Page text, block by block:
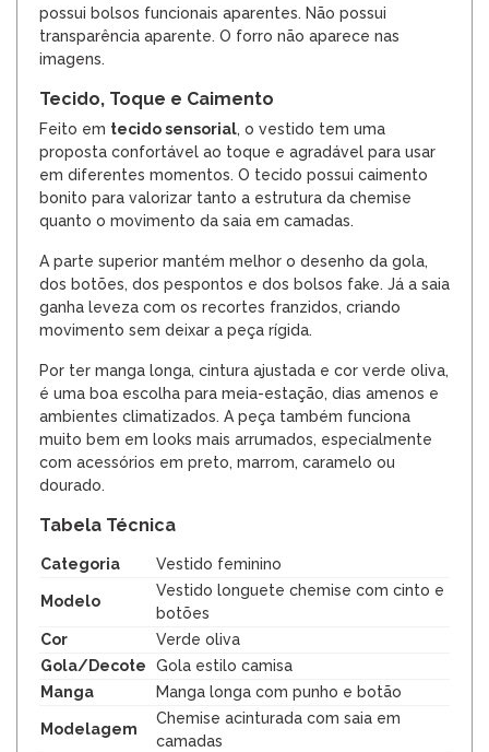
possui bolsos funcionais aparentes. Não possui
transparência aparente. O forro não aparece nas
imagens.
Tecido, Toque e Caimento
Feito em tecido sensorial, o vestido tem uma
proposta confortável ao toque e agradável para usar
em diferentes momentos. O tecido possui caimento
bonito para valorizar tanto a estrutura da chemise
quanto o movimento da saia em camadas.
A parte superior mantém melhor o desenho da gola,
dos botões, dos pespontos e dos bolsos fake. Já a saia
ganha leveza com os recortes franzidos, criando
movimento sem deixar a peça rígida.
Por ter manga longa, cintura ajustada e cor verde oliva,
é uma boa escolha para meia-estação, dias amenos e
ambientes climatizados. A peça também funciona
muito bem em looks mais arrumados, especialmente
com acessórios em preto, marrom, caramelo ou
dourado.
Tabela Técnica
Categoria Vestido feminino
Modelo
Vestido longuete chemise com cinto e
botões
Cor
Verde oliva
Gola/Decote
Gola estilo camisa
Manga
Manga longa com punho e botão
Modelagem
Chemise acinturada com saia em
camadas